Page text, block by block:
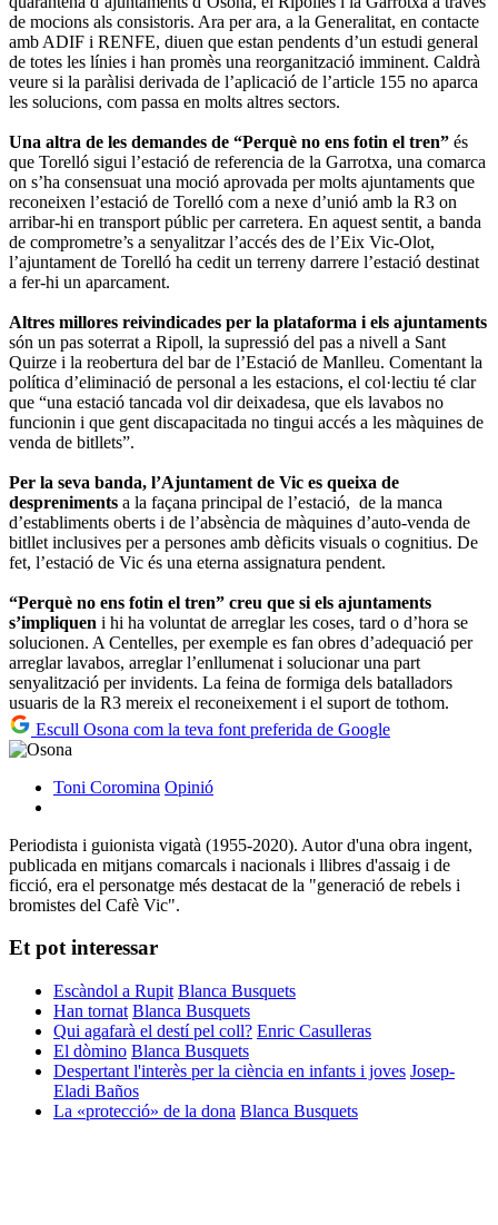
de mocions als consistoris. Ara per ara, a la Generalitat, en contacte
amb ADIF i RENFE, diuen que estan pendents d’un estudi general
de totes les línies i han promès una reorganització imminent. Caldrà
veure si la paràlisi derivada de l’aplicació de l’article 155 no aparca
les solucions, com passa en molts altres sectors.
Una altra de les demandes de “Perquè no ens fotin el tren” és
que Torelló sigui l’estació de referencia de la Garrotxa, una comarca
on s’ha consensuat una moció aprovada per molts ajuntaments que
reconeixen l’estació de Torelló com a nexe d’unió amb la R3 on
arribar-hi en transport públic per carretera. En aquest sentit, a banda
de comprometre’s a senyalitzar l’accés des de l’Eix Vic-Olot,
l’ajuntament de Torelló ha cedit un terreny darrere l’estació destinat
a fer-hi un aparcament.
Altres millores reivindicades per la plataforma i els ajuntaments
són un pas soterrat a Ripoll, la supressió del pas a nivell a Sant
Quirze i la reobertura del bar de l’Estació de Manlleu. Comentant la
política d’eliminació de personal a les estacions, el col·lectiu té clar
que “una estació tancada vol dir deixadesa, que els lavabos no
funcionin i que gent discapacitada no tingui accés a les màquines de
venda de bitllets”.
Per la seva banda, l’Ajuntament de Vic es queixa de
despreniments a la façana principal de l’estació, de la manca
d’establiments oberts i de l’absència de màquines d’auto-venda de
bitllet inclusives per a persones amb dèficits visuals o cognitius. De
fet, l’estació de Vic és una eterna assignatura pendent.
“Perquè no ens fotin el tren” creu que si els ajuntaments
s’impliquen i hi ha voluntat de arreglar les coses, tard o d’hora se
solucionen. A Centelles, per exemple es fan obres d’adequació per
arreglar lavabos, arreglar l’enllumenat i solucionar una part
senyalització per invidents. La feina de formiga dels batalladors
usuaris de la R3 mereix el reconeixement i el suport de tothom.
Escull Osona com la teva font preferida de Google
Toni Coromina Opinió
Periodista i guionista vigatà (1955-2020). Autor d'una obra ingent,
publicada en mitjans comarcals i nacionals i llibres d'assaig i de
ficció, era el personatge més destacat de la "generació de rebels i
bromistes del Cafè Vic".
Et pot interessar
Escàndol a Rupit Blanca Busquets
Han tornat Blanca Busquets
Qui agafarà el destí pel coll? Enric Casulleras
El dòmino Blanca Busquets
Despertant l'interès per la ciència en infants i joves Josep-
Eladi Baños
La «protecció» de la dona Blanca Busquets